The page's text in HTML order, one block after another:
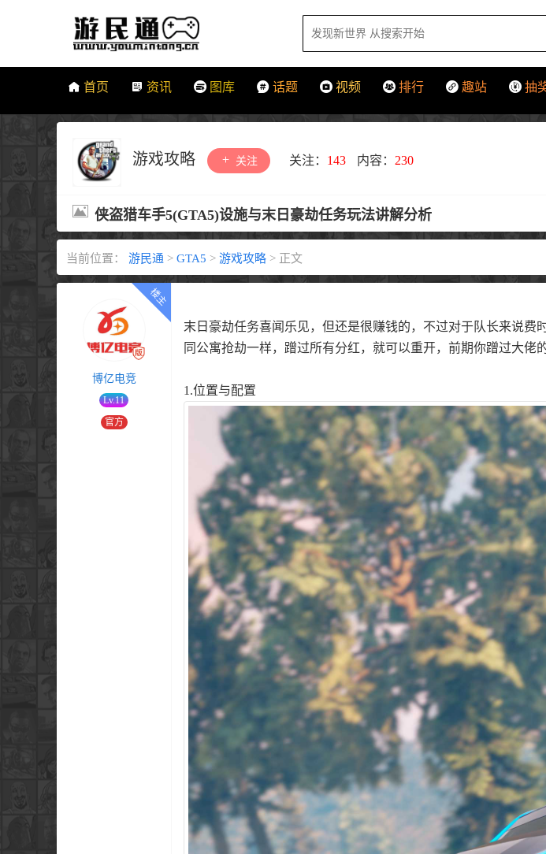
首页 资讯 图库 话题 视频 排行 趣站 抽
游戏攻略 关注 关注： 143 内容： 230
侠盗猎车手5(GTA5)设施与末日豪劫任务玩法讲解分析
当前位置： 游民通 > GTA5 > 游戏攻略 > 正文
博亿电竞
Lv.11
官方
末日豪劫任务喜闻乐见，但还是很赚钱的，不过对于队长来说费
同公寓抢劫一样，蹭过所有分红，就可以重开，前期你蹭过大佬
1.位置与配置